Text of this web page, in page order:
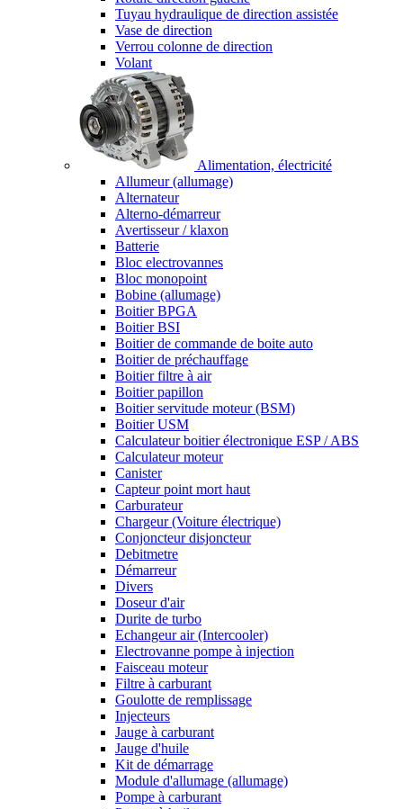
Tuyau hydraulique de direction assistée
Vase de direction
Verrou colonne de direction
Volant
Alimentation, électricité
Allumeur (allumage)
Alternateur
Alterno-démarreur
Avertisseur / klaxon
Batterie
Bloc electrovannes
Bloc monopoint
Bobine (allumage)
Boitier BPGA
Boitier BSI
Boitier de commande de boite auto
Boitier de préchauffage
Boitier filtre à air
Boitier papillon
Boitier servitude moteur (BSM)
Boitier USM
Calculateur boitier électronique ESP / ABS
Calculateur moteur
Canister
Capteur point mort haut
Carburateur
Chargeur (Voiture électrique)
Conjoncteur disjoncteur
Debitmetre
Démarreur
Divers
Doseur d'air
Durite de turbo
Echangeur air (Intercooler)
Electrovanne pompe à injection
Faisceau moteur
Filtre à carburant
Goulotte de remplissage
Injecteurs
Jauge à carburant
Jauge d'huile
Kit de démarrage
Module d'allumage (allumage)
Pompe à carburant